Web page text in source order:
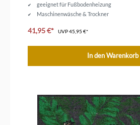
geeignet für Fußbodenheizung
Maschinenwäsche & Trockner
41,95 €* UVP45,95 €*
In den Warenkorb